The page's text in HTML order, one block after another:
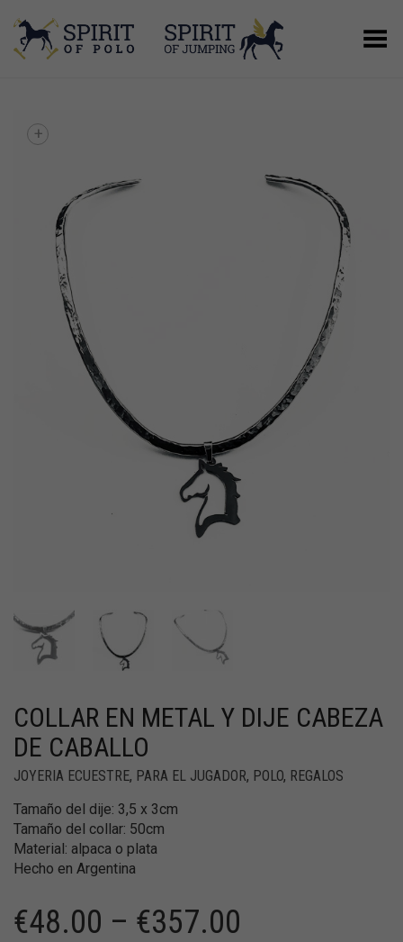
Menú
+
COLLAR EN METAL Y DIJE CABEZA
DE CABALLO
JOYERIA ECUESTRE, PARA EL JUGADOR, POLO, REGALOS
Tamaño del dije: 3,5 x 3cm
Tamaño del collar: 50cm
Material: alpaca o plata
Hecho en Argentina
€48.00 – €357.00